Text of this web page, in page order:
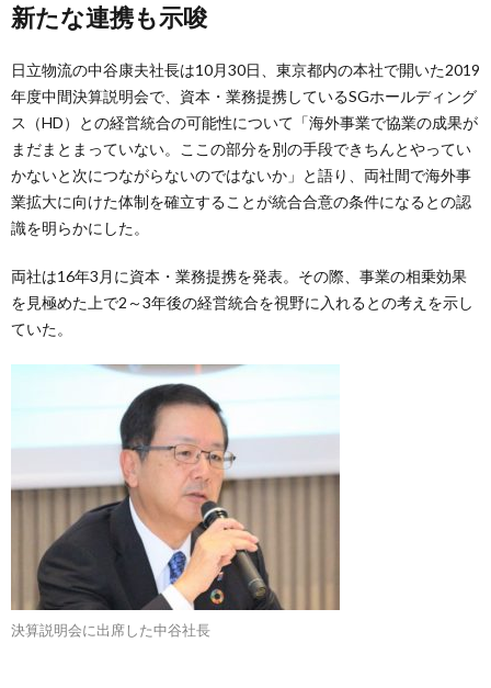
新たな連携も示唆
日立物流の中谷康夫社長は10月30日、東京都内の本社で開いた2019
年度中間決算説明会で、資本・業務提携しているSGホールディング
ス（HD）との経営統合の可能性について「海外事業で協業の成果が
まだまとまっていない。ここの部分を別の手段できちんとやってい
かないと次につながらないのではないか」と語り、両社間で海外事
業拡大に向けた体制を確立することが統合合意の条件になるとの認
識を明らかにした。
両社は16年3月に資本・業務提携を発表。その際、事業の相乗効果
を見極めた上で2～3年後の経営統合を視野に入れるとの考えを示し
ていた。
決算説明会に出席した中谷社長